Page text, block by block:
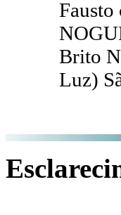
Brito
Luz)